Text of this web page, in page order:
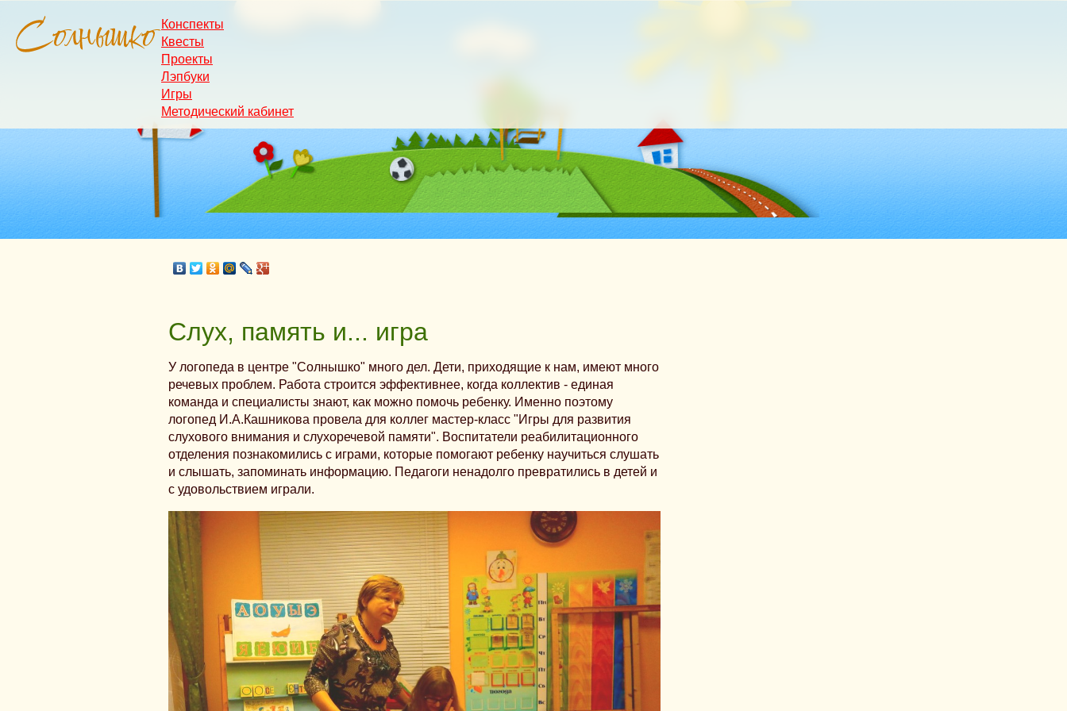
Конспекты
Квесты
Проекты
Лэпбуки
Игры
Методический кабинет
Слух, память и... игра
У логопеда в центре "Солнышко" много дел. Дети, приходящие к нам, имеют много
речевых проблем. Работа строится эффективнее, когда коллектив - единая
команда и специалисты знают, как можно помочь ребенку. Именно поэтому
логопед И.А.Кашникова провела для коллег мастер-класс "Игры для развития
слухового внимания и слухоречевой памяти". Воспитатели реабилитационного
отделения познакомились с играми, которые помогают ребенку научиться слушать
и слышать, запоминать информацию. Педагоги ненадолго превратились в детей и
с удовольствием играли.